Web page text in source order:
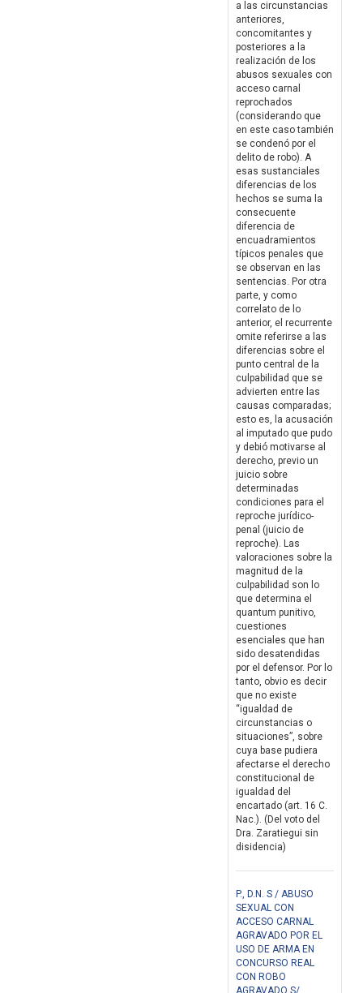
a las circunstancias
anteriores,
concomitantes y
posteriores a la
realización de los
abusos sexuales con
acceso carnal
reprochados
(considerando que
en este caso también
se condenó por el
delito de robo). A
esas sustanciales
diferencias de los
hechos se suma la
consecuente
diferencia de
encuadramientos
típicos penales que
se observan en las
sentencias. Por otra
parte, y como
correlato de lo
anterior, el recurrente
omite referirse a las
diferencias sobre el
punto central de la
culpabilidad que se
advierten entre las
causas comparadas;
esto es, la acusación
al imputado que pudo
y debió motivarse al
derecho, previo un
juicio sobre
determinadas
condiciones para el
reproche jurídico-
penal (juicio de
reproche). Las
valoraciones sobre la
magnitud de la
culpabilidad son lo
que determina el
quantum punitivo,
cuestiones
esenciales que han
sido desatendidas
por el defensor. Por lo
tanto, obvio es decir
que no existe
“igualdad de
circunstancias o
situaciones”, sobre
cuya base pudiera
afectarse el derecho
constitucional de
igualdad del
encartado (art. 16 C.
Nac.). (Del voto del
Dra. Zaratiegui sin
disidencia)
P., D.N. S / ABUSO
SEXUAL CON
ACCESO CARNAL
AGRAVADO POR EL
USO DE ARMA EN
CONCURSO REAL
CON ROBO